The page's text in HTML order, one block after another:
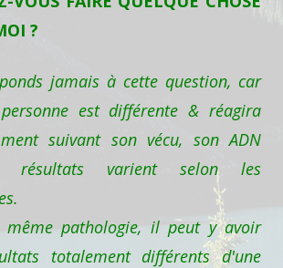
?
jamais à cette question, car
est différente & réagira
suivant son vécu, son ADN
résultats varient selon les
même pathologie, il peut y avoir
totalement différents d'une